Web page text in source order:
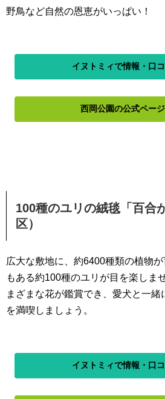
野鳥など自然の恩恵がいっぱい！
イヌトミィで情報・口
西岡公園の公式ペー
100種のユリの絨毯「百合
区）
広大な敷地に、約6400種類の植物
もある約100種のユリが目を楽しま
まざまな花が鑑賞でき、愛犬と一緒
を満喫しましょう。
イヌトミィで情報・口